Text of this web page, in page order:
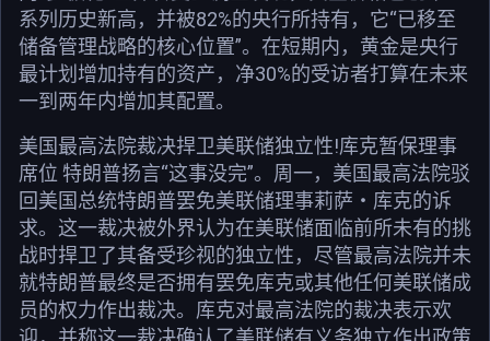
系列历史新高，并被82%的央行所持有，它“已移至
储备管理战略的核心位置”。在短期内，黄金是央行
最计划增加持有的资产，净30%的受访者打算在未来
一到两年内增加其配置。
美国最高法院裁决捍卫美联储独立性!库克暂保理事
席位 特朗普扬言“这事没完”。周一，美国最高法院驳
回美国总统特朗普罢免美联储理事莉萨・库克的诉
求。这一裁决被外界认为在美联储面临前所未有的挑
战时捍卫了其备受珍视的独立性，尽管最高法院并未
就特朗普最终是否拥有罢免库克或其他任何美联储成
员的权力作出裁决。库克对最高法院的裁决表示欢